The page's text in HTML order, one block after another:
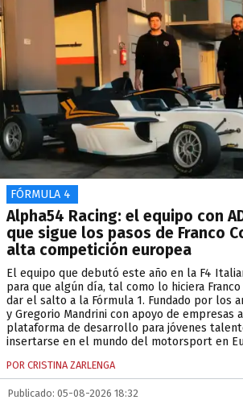
FÓRMULA 4
Alpha54 Racing: el equipo con
que sigue los pasos de Franco
alta competición europea
El equipo que debutó este año en la F4
para que algún día, tal como lo hiciera
dar el salto a la Fórmula 1. Fundado por los
y Gregorio Mandrini con apoyo de empresas
plataforma de desarrollo para jóvenes
insertarse en el mundo del motorsport en
POR CRISTINA ZARLENGA
Publicado: 05-08-2026 18:32